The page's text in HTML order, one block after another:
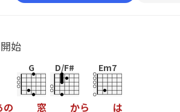
始
の
G
窓
D/F#
から
Em7
は